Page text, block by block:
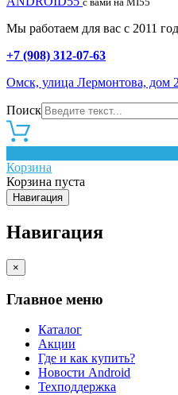
Мы работаем для вас с 2011
+7 (908) 312-07-63
Омск, улица Лермонтова, дом
Поиск
Корзина
Корзина пуста
Навигация
Навигация
×
Главное меню
Каталог
Акции
Где и как купить?
Новости Android
Техподдержка